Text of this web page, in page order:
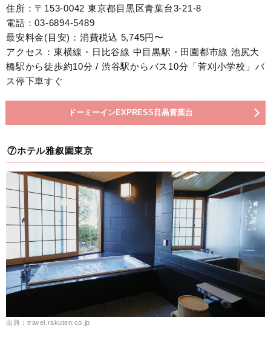
住所：〒153-0042 東京都目黒区青葉台3-21-8
電話：03-6894-5489
最安料金(目安)：消費税込 5,745円〜
アクセス：東横線・日比谷線 中目黒駅・田園都市線 池尻大
橋駅から徒歩約10分 / 渋谷駅からバス10分「菅刈小学校」バ
ス停下車すぐ
ドーミーインEXPRESS目黒青葉台
⑦ホテル雅叙園東京
出典：travel.rakuten.co.jp